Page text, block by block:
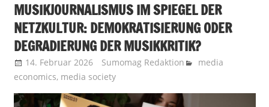
MUSIKJOURNALISMUS IM SPIEGEL DER
NETZKULTUR: DEMOKRATISIERUNG ODER
DEGRADIERUNG DER MUSIKKRITIK?
14. Februar 2026 Sumomag Redaktion
media
economics, media society